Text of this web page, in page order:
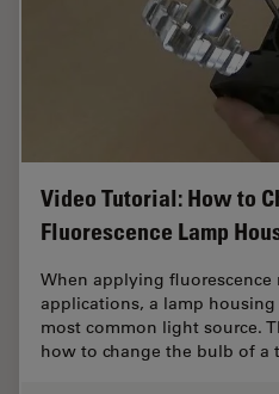
Video Tutorial: How to
Fluorescence Lamp
When applying
applications, a lamp
most common light source.
how to change the bulb of